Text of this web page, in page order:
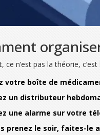
ce n’est pas la théorie,
votre boîte de
un distributeur
une alarme sur votre
prenez le soir, faites-le